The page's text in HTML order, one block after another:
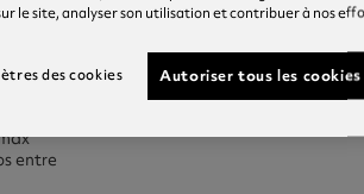
entre
le site, analyser son utilisation et contribuer à nos
Autoriser tous les cookies
des cookies